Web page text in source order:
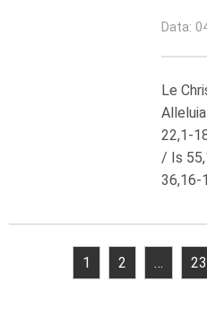
Data:
Le
22,1-
/ Is
36,16-
1 2 …